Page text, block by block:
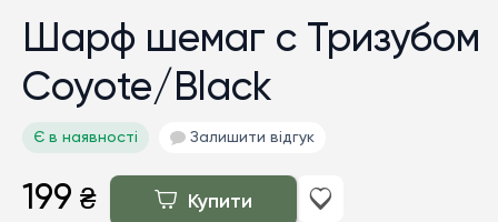
Шарф шемаг с Тризубом
Coyote/Black
Є в наявності Залишити відгук
199 ₴ Купити